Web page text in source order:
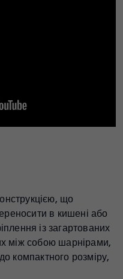
що
в кишені або
із загартованих
між собою шарнірами,
компактного розміру,